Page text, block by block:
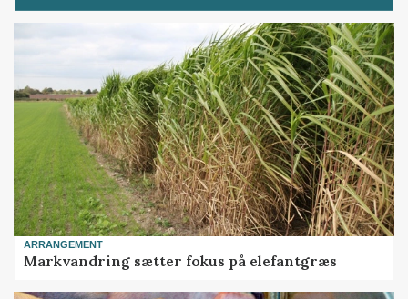
ARRANGEMENT
Markvandring sætter fokus på elefantgræs